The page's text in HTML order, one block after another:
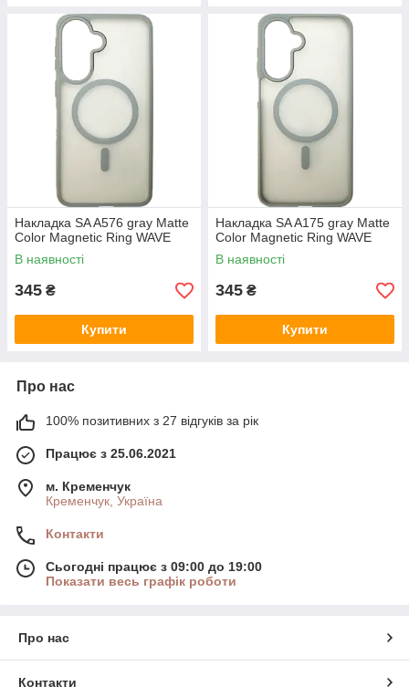
Накладка SA A576 gray Matte
Color Magnetic Ring WAVE
В наявності
345 ₴
Купити
Накладка SA A175 gray Matte
Color Magnetic Ring WAVE
В наявності
345 ₴
Купити
Про нас
100% позитивних з 27 відгуків за рік
Працює з 25.06.2021
м. Кременчук
Кременчук, Україна
Контакти
Сьогодні працює з 09:00 до 19:00
Показати весь графік роботи
Про нас
Контакти